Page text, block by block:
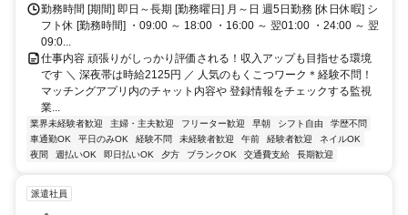
勤務時間 [期間] 即日～長期 [勤務曜日] 月～日 週5日勤務 [休日休暇] シ
フト休 [勤務時間] ・09:00 ～ 18:00 ・16:00 ～ 翌01:00 ・24:00 ～ 翌
09:0...
仕事内容 頑張りがしっかり評価される！収入アップも目指せる環境
です ＼ 深夜帯は時給2125円 ／ 人気のもくこつワーク＊経験不問！
マッチングアプリ内のチャット内容や 登録情報をチェックする監視
業...
業界未経験者歓迎 主婦・主夫歓迎 フリーター歓迎 早朝 シフト自由
学歴不問
車通勤OK
平日のみOK 経験不問 未経験者歓迎 午前 経験者歓迎
ネイルOK
夜間
週払いOK 即日払いOK 夕方 ブランクOK 交通費支給 長期歓迎
派遣社員